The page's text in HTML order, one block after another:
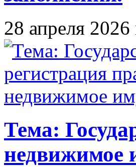
28 апреля 2026
Тема:
недвижимое